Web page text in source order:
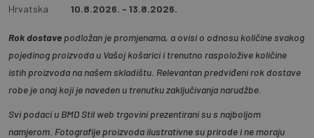
Hrvatska 10.8.2026. - 13.8.2026.
Rok dostave podložan je promjenama, a ovisi o odnosu količine svakog
pojedinog proizvoda u Vašoj košarici i trenutno raspoložive količine
istih proizvoda na našem skladištu. Relevantan predviđeni rok dostave
robe je onaj koji je naveden u trenutku zaključivanja narudžbe.
Svi podaci u BMD Stil web trgovini prezentirani su s najboljom
namjerom. Fotografije proizvoda ilustrativne su prirode i ne moraju